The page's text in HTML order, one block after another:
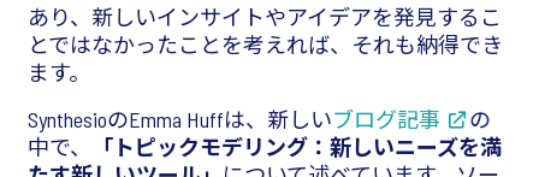
あり、新しいインサイトやアイデアを発見するこ
とではなかったことを考えれば、それも納得でき
ます。
SynthesioのEmma Huffは、新しいブログ記事
の
中で、
「トピックモデリング：新しいニーズを満